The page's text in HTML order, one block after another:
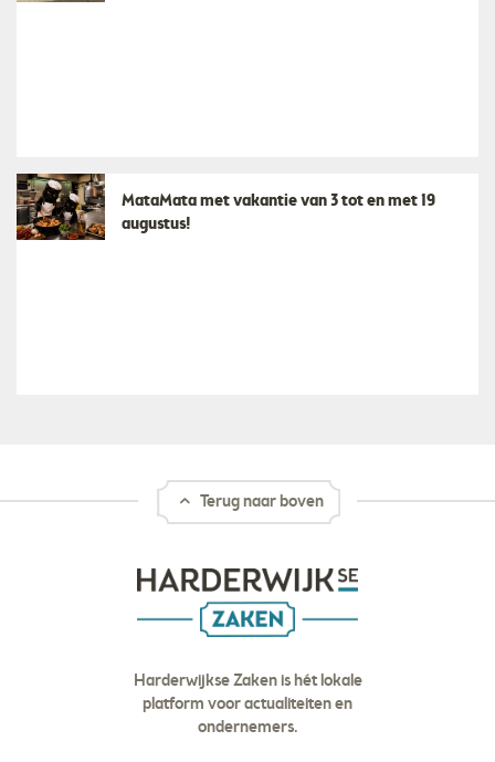
MataMata met vakantie van 3 tot en met 19
augustus!
Terug naar boven
Harderwijkse Zaken is hét lokale
platform voor actualiteiten en
ondernemers.